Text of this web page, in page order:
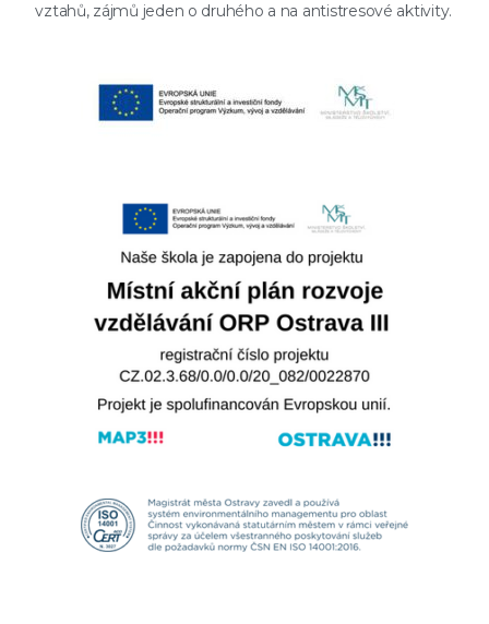
vztahů, zájmů jeden o druhého a na antistresové aktivity.